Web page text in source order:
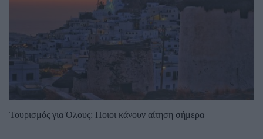
Τουρισμός για Όλους: Ποιοι κάνουν αίτηση σήμερα